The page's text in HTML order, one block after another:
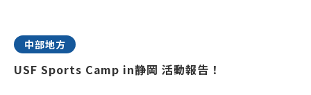
中部地方
USF Sports Camp in静岡 活動報告！